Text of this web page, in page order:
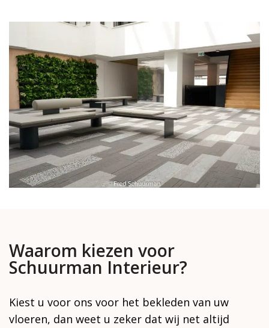
Waarom kiezen voor
Schuurman Interieur?
Kiest u voor ons voor het bekleden van uw
vloeren, dan weet u zeker dat wij net altijd